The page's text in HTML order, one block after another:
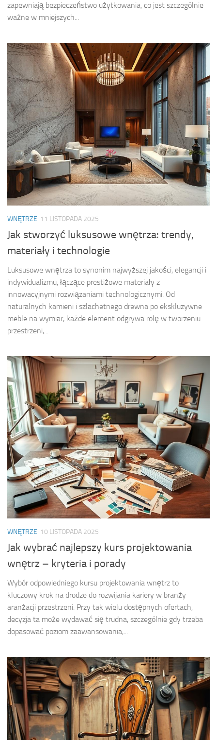
zapewniają bezpieczeństwo użytkowania, co jest szczególnie
ważne w mniejszych...
WNĘTRZE 11 LISTOPADA 2025
Jak stworzyć luksusowe wnętrza: trendy,
materiały i technologie
Luksusowe wnętrza to synonim najwyższej jakości, elegancji i
indywidualizmu, łączące prestiżowe materiały z
innowacyjnymi rozwiązaniami technologicznymi. Od
naturalnych kamieni i szlachetnego drewna po ekskluzywne
meble na wymiar, każde element odgrywa rolę w tworzeniu
przestrzeni,...
WNĘTRZE 10 LISTOPADA 2025
Jak wybrać najlepszy kurs projektowania
wnętrz – kryteria i porady
Wybór odpowiedniego kursu projektowania wnętrz to
kluczowy krok na drodze do rozwijania kariery w branży
aranżacji przestrzeni. Przy tak wielu dostępnych ofertach,
decyzja ta może wydawać się trudna, szczególnie gdy trzeba
dopasować poziom zaawansowania,...